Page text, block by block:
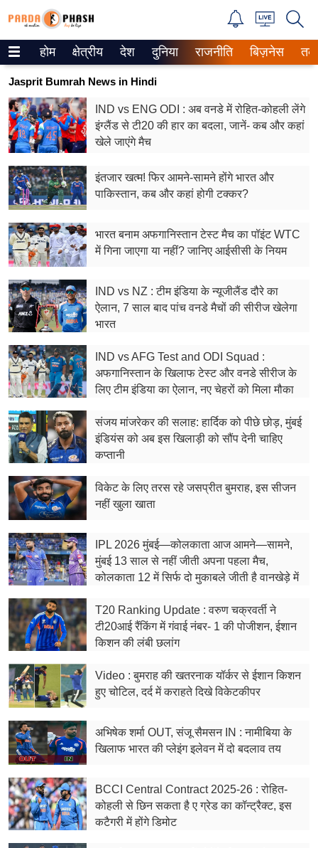
Trending on Google News
ePaper
वेब स्टोरीज
गैलरी
वीडियो
रिलेशनशिप
जीवन मंत्रा
फूड
सेहत
ब्‍यूटी
जॉब्स
शिक्षा
अन्य खबरें
होम क्षेत्रीय देश दुनिया राजनीति बिज़नेस
Jasprit Bumrah News in Hindi
IND vs ENG ODI : अब वनडे में रोहित-कोहली लेंगे
इंग्लैंड से टी20 की हार का बदला, जानें- कब और कहां
खेले जाएंगे मैच
इंतजार खत्म! फिर आमने-सामने होंगे भारत और
पाकिस्तान, कब और कहां होगी टक्कर?
भारत बनाम अफगानिस्तान टेस्ट मैच का पॉइंट WTC
में गिना जाएगा या नहीं? जानिए आईसीसी के नियम
IND vs NZ : टीम इंडिया के न्यूजीलैंड दौरे का
ऐलान, 7 साल बाद पांच वनडे मैचों की सीरीज खेलेगा
भारत
IND vs AFG Test and ODI Squad :
अफगानिस्तान के खिलाफ टेस्ट और वनडे सीरीज के
लिए टीम इंडिया का ऐलान, नए चेहरों को मिला मौका
संजय मांजरेकर की सलाह: हार्दिक को पीछे छोड़, मुंबई
इंडियंस को अब इस खिलाड़ी को सौंप देनी चाहिए
कप्तानी
विकेट के लिए तरस रहे जसप्रीत बुमराह, इस सीजन
नहीं खुला खाता
IPL 2026 मुंबई—कोलकाता आज आमने—सामने,
मुंबई 13 साल से नहीं जीती अपना पहला मैच,
कोलकाता 12 में सिर्फ दो मुकाबले जीती है वानखेड़े में
T20 Ranking Update : वरुण चक्रवर्ती ने
टी20आई रैंकिंग में गंवाई नंबर- 1 की पोजीशन, ईशान
किशन की लंबी छलांग
Video : बुमराह की खतरनाक यॉर्कर से ईशान किशन
हुए चोटिल, दर्द में कराहते दिखे विकेटकीपर
अभिषेक शर्मा OUT, संजू सैमसन IN : नामीबिया के
खिलाफ भारत की प्लेइंग इलेवन में दो बदलाव तय
BCCI Central Contract 2025-26 : रोहित-
कोहली से छिन सकता है ए ग्रेड का कॉन्ट्रैक्ट, इस
कटैगरी में होंगे डिमोट